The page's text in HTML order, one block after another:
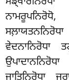
ਵੇਦਨਾਨਿਰੋਧਾ